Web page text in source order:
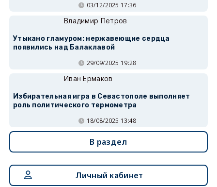
03/12/2025 17:36
Владимир Петров
Утыкано гламуром: нержавеющие сердца
появились над Балаклавой
29/09/2025 19:28
Иван Ермаков
Избирательная игра в Севастополе выполняет
роль политического термометра
18/08/2025 13:48
В раздел
Личный кабинет